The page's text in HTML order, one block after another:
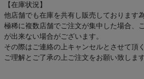
【在庫状況】
他店舗でも在庫を共有し販売しております為
極稀に複数店舗でご注文が集中した場合、
が出来ない場合がございます。
その際はご連絡の上キャンセルとさせて頂
ご理解とご了承の上ご注文をお願い致します